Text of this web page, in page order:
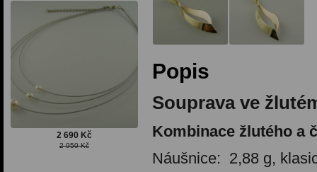
2 690 Kč
2 950 Kč
Popis
Souprava ve
Kombinace žlutého a
Náušnice: 2,88 g,